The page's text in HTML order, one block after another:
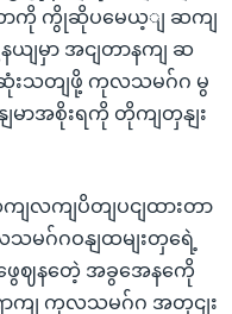
ခဲ့တာကို ကွိုဆိုပမေယ့ျ ဆကျ
ျမှာ အငျတာနကျ ဆ
ဆုံးသတျဖို့ ကုလသမဂ်ဂ မွ
ျမာအစိုးရကို တိုကျတှနျး
ျလကျပိတျပငျထားတာ
မဂ်ဂဝနျထမျးတှရေဲ့
ေဈနတေဲ့ အခွအေနကေို
ောကျ ကုလသမဂ်ဂ အတှငျး